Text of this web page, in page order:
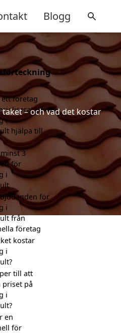
Blogg
– och vad det kostar
ett företag
på
i
hjälpa till
3
för
i
för
i
från
företag
kostar
i
till att
priset på
i
en
för